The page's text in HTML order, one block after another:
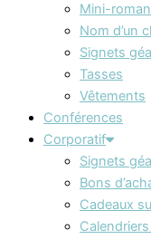
Mini-
Nom d’un
Signets
Tasses
Vêtements
Conférences
Corporatif
Signets
Bons
Cadeaux